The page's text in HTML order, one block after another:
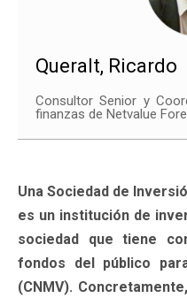
Queralt, Ricardo
Consultor Senior y
finanzas de Netvalue
Una Sociedad de
es un institución de
sociedad que tiene
fondos del público
(CNMV).